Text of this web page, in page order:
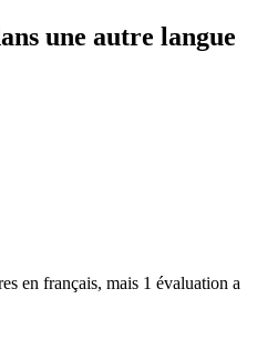
une autre langue
en français, mais 1 évaluation a